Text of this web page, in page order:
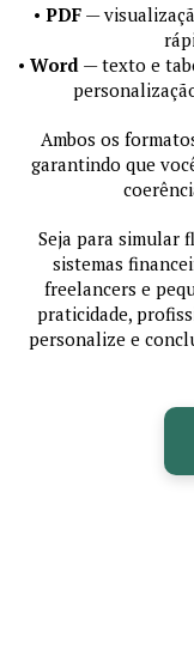
• PDF —
• Word — texto e
Ambos os
garantindo que
Seja para simular
sistemas
freelancers e
praticidade,
personalize e